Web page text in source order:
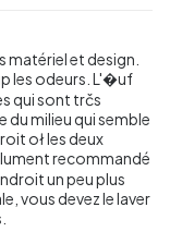
matériel et design.
les odeurs. L'�uf
qui sont trčs
milieu qui semble
oł les deux
recommandé
un peu plus
vous devez le laver